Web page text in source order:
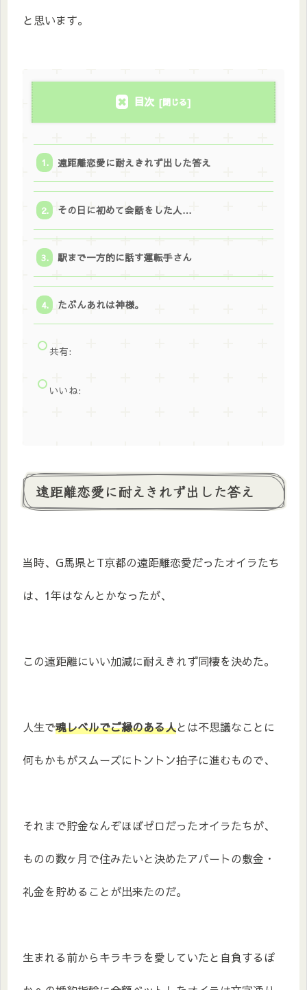
と思います。
目次
遠距離恋愛に耐えきれず出した答え
その日に初めて会話をした人…
駅まで一方的に話す運転手さん
たぶんあれは神様。
共有:
いいね:
遠距離恋愛に耐えきれず出した答え
当時、G馬県とT京都の遠距離恋愛だったオイラたち
は、1年はなんとかなったが、
この遠距離にいい加減に耐えきれず同棲を決めた。
人生で魂レベルでご縁のある人とは不思議なことに
何もかもがスムーズにトントン拍子に進むもので、
それまで貯金なんぞほぼゼロだったオイラたちが、
ものの数ヶ月で住みたいと決めたアパートの敷金・
礼金を貯めることが出来たのだ。
生まれる前からキラキラを愛していたと自負するぽ